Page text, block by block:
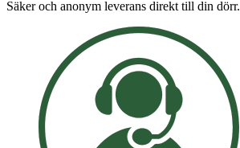
Säker och anonym leverans direkt till din dörr.